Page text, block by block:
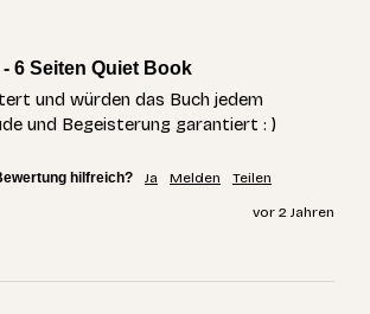
6 Seiten Quiet Book
und würden das Buch jedem
und Begeisterung garantiert : )
hilfreich? Ja Melden Teilen
vor 2 Jahren